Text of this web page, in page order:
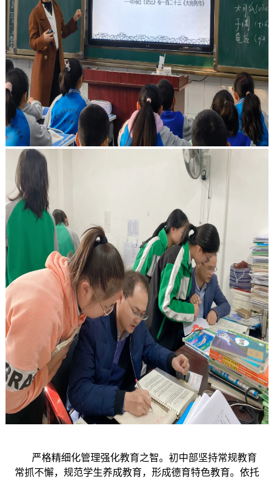
严格精细化管理强化教育之智。初中部坚持常规教育
常抓不懈，规范学生养成教育，形成德育特色教育。依托